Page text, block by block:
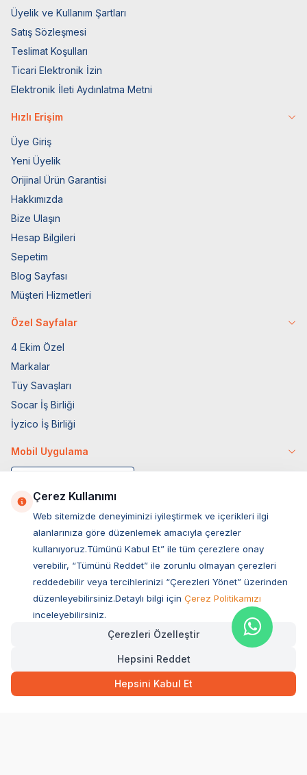
249,00TL Hızlı Teslimat
SEPETE EKLE
Üyelik ve Kullanım Şartları
Satış Sözleşmesi
Teslimat Koşulları
Ticari Elektronik İzin
Elektronik İleti Aydınlatma Metni
Hızlı Erişim
Üye Giriş
Yeni Üyelik
Orijinal Ürün Garantisi
Hakkımızda
Bize Ulaşın
Hesap Bilgileri
Sepetim
Blog Sayfası
Müşteri Hizmetleri
Özel Sayfalar
4 Ekim Özel
Markalar
Tüy Savaşları
Socar İş Birliği
İyzico İş Birliği
Mobil Uygulama
Müşteri Hizmetleri
Sıkça Sorulan Sorular
Ovacık Mah. Hacıoğlu Sok. No:13 Başiskele / KOCAELİ
Müşteri Destek Hattı
Çerez Kullanımı
Web sitemizde deneyiminizi iyileştirmek ve içerikleri ilgi
alanlarınıza göre düzenlemek amacıyla çerezler
kullanıyoruz.Tümünü Kabul Et” ile tüm çerezlere onay
verebilir, “Tümünü Reddet” ile zorunlu olmayan çerezleri
reddedebilir veya tercihlerinizi “Çerezleri Yönet” üzerinden
düzenleyebilirsiniz.Detaylı bilgi için Çerez Politikamızı
inceleyebilirsiniz.
Çerezleri Özelleştir
Hepsini Reddet
Hepsini Kabul Et